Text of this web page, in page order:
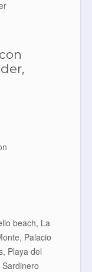
beach, La
, Palacio
, Playa del
Sardinero